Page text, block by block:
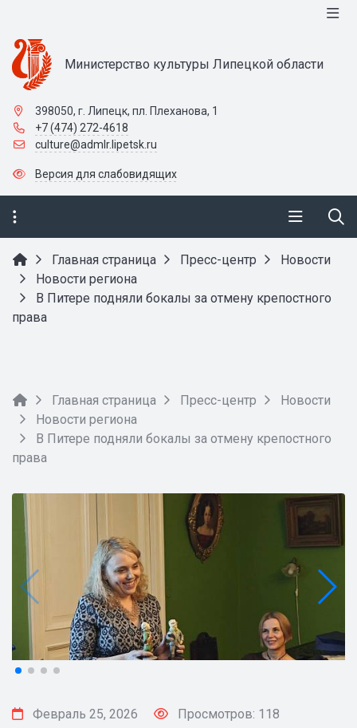
Министерство культуры Липецкой области
398050, г. Липецк, пл. Плеханова, 1
+7 (474) 272-4618
culture@admlr.lipetsk.ru
Версия для слабовидящих
Главная страница Пресс-центр
Новости
Новости региона
В Питере подняли бокалы за отмену крепостного
права
Главная страница Пресс-центр
Новости
Новости региона
В Питере подняли бокалы за отмену крепостного
права
Февраль 25, 2026 Просмотров: 118